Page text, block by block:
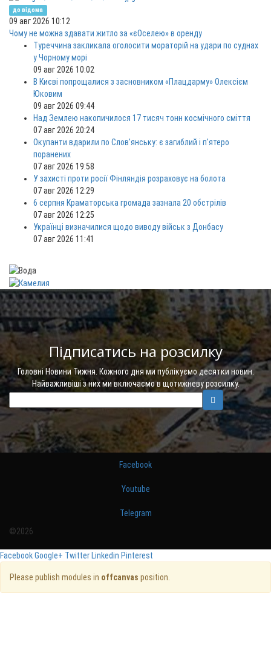
до відома
09 авг 2026 10:12
Чому не можна здавати житло за «єОселею» в оренду
Туреччина закликала оголосити мораторій на удари по суднах
у Чорному морі
09 авг 2026 10:02
В Києві попрощалися з засновником «Плацдарму» Олексієм
Юковим
09 авг 2026 09:44
Над Землею накопичилося 17 тисяч тонн космічного сміття
07 авг 2026 20:24
Окупанти вдарили по Слов'янську: є загиблий і п'ятеро
поранених
07 авг 2026 19:58
У захисті проти росії Фінляндія розраховує на болота
07 авг 2026 12:29
6 серпня Краматорська громада зазнала 20 обстрілів
07 авг 2026 12:25
Українці визначилися щодо виводу військ з Донбасу
07 авг 2026 11:41
Підписатись на розсилку
Головні Новини Тижня. Кожного дня ми публікуємо десятки новин.
Найважливіші з них ми включаємо в щотижневу розсилку.
Facebook
Youtube
Telegram
©2026
FacebookGoogle+ Twitter Linkedin Pinterest
Please publish modules in offcanvas position.